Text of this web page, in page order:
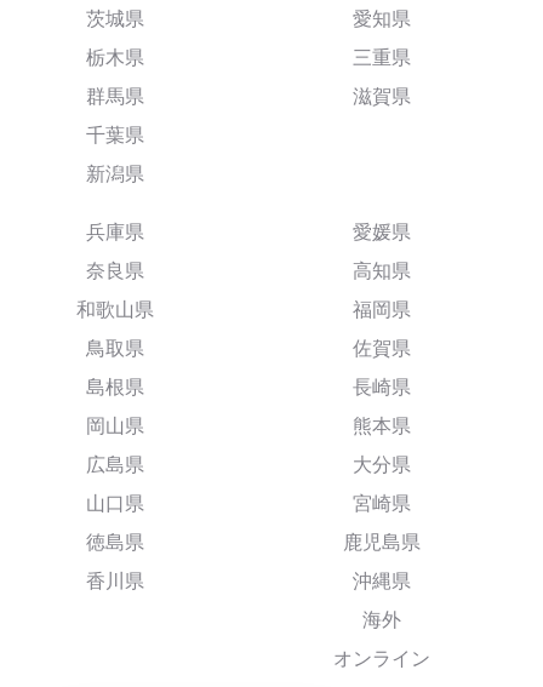
茨城県
栃木県
群馬県
千葉県
新潟県
愛知県
三重県
滋賀県
兵庫県
奈良県
和歌山県
鳥取県
島根県
岡山県
広島県
山口県
徳島県
香川県
愛媛県
高知県
福岡県
佐賀県
長崎県
熊本県
大分県
宮崎県
鹿児島県
沖縄県
海外
オンライン